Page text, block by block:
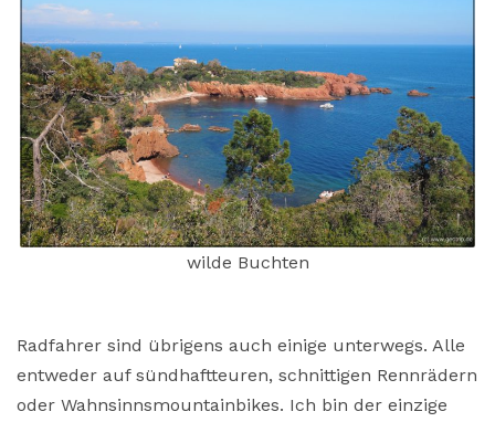
wilde Buchten
Radfahrer sind übrigens auch einige unterwegs. Alle
entweder auf sündhaftteuren, schnittigen Rennrädern
oder Wahnsinnsmountainbikes. Ich bin der einzige